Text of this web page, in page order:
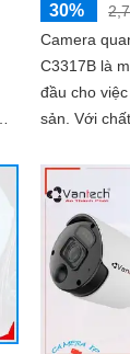
30%
Camera
C3317B là
đầu cho
sản. Với chất lượng hình ảnh Full HD
rõ nét và chi